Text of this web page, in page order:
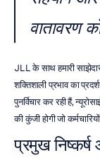
वातावरण
JLL के साथ हमारी
शक्तिशाली प्रभाव का
पुनर्विचार कर रही हैं,
की कुंजी होगी जो
प्रमुख